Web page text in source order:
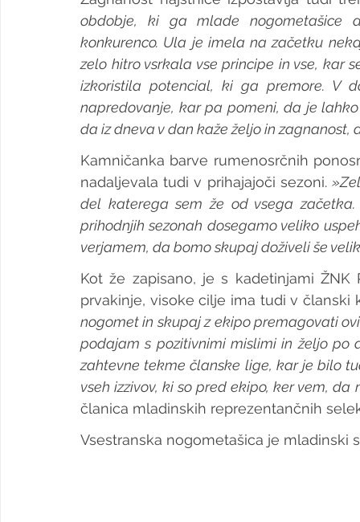
obdobje, ki ga mlade nogometašice
konkurenco. Ula je imela na začetku
zelo hitro vsrkala vse principe in vse, kar
izkoristila potencial, ki ga premore. V
napredovanje, kar pa pomeni, da je
da iz dneva v dan kaže željo in zagnanost,
Kamničanka barve rumenosrčnih
nadaljevala tudi v prihajajoči sezoni.
del katerega sem že od vsega
prihodnjih sezonah dosegamo veliko
verjamem, da bomo skupaj doživeli še
Kot že zapisano, je s kadetinjami
prvakinje, visoke cilje ima tudi v članski
nogomet in skupaj z ekipo premagovati
podajam s pozitivnimi mislimi in željo po
zahtevne tekme članske lige, kar je bilo
vseh izzivov, ki so pred ekipo, ker vem,
članica mladinskih reprezentančnih
Vsestranska nogometašica je mladinski